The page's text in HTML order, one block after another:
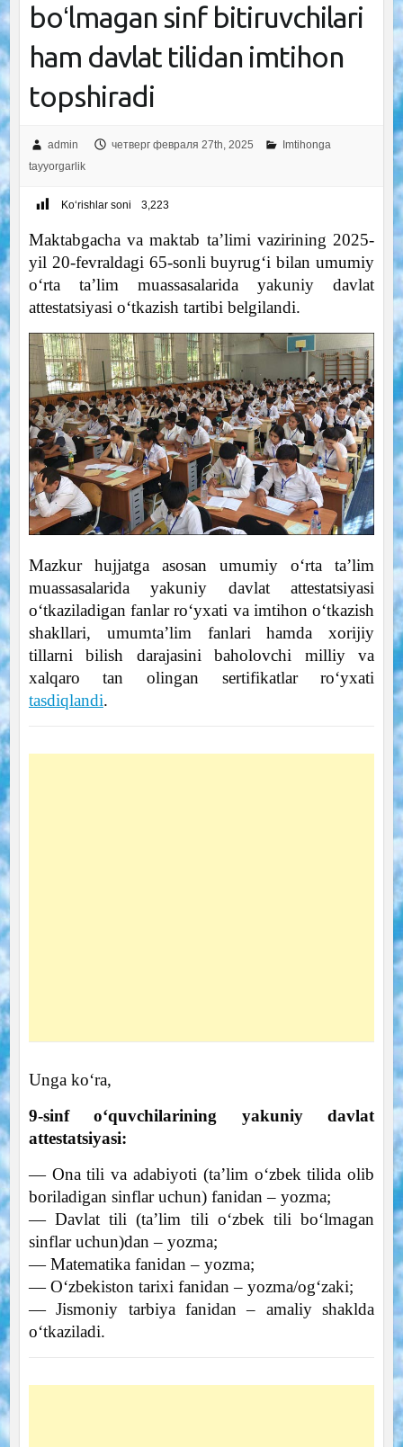
boʻlmagan sinf bitiruvchilari
ham davlat tilidan imtihon
topshiradi
admin четверг февраля 27th, 2025
Imtihonga
tayyorgarlik
Ko‘rishlar soni 3,223
Maktabgacha va maktab taʼlimi vazirining 2025-
yil 20-fevraldagi 65-sonli buyrugʻi bilan umumiy
oʻrta taʼlim muassasalarida yakuniy davlat
attestatsiyasi oʻtkazish tartibi belgilandi.
Mazkur hujjatga asosan umumiy oʻrta taʼlim
muassasalarida yakuniy davlat attestatsiyasi
oʻtkaziladigan fanlar roʻyxati va imtihon oʻtkazish
shakllari, umumtaʼlim fanlari hamda xorijiy
tillarni bilish darajasini baholovchi milliy va
xalqaro tan olingan sertifikatlar roʻyxati
tasdiqlandi.
Unga koʻra,
9-sinf oʻquvchilarining yakuniy davlat
attestatsiyasi:
— Ona tili va adabiyoti (taʼlim oʻzbek tilida olib
boriladigan sinflar uchun) fanidan – yozma;
— Davlat tili (taʼlim tili oʻzbek tili boʻlmagan
sinflar uchun)dan – yozma;
— Matematika fanidan – yozma;
— Oʻzbekiston tarixi fanidan – yozma/ogʻzaki;
— Jismoniy tarbiya fanidan – amaliy shaklda
oʻtkaziladi.